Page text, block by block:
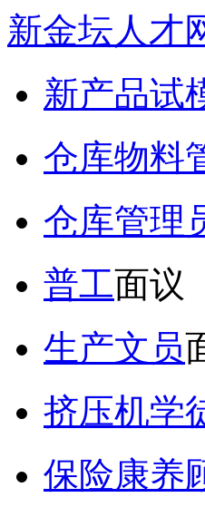
新金坛人才
新产品试
仓库物料
仓库管理
普工面议
生产文员
挤压机学
保险康养